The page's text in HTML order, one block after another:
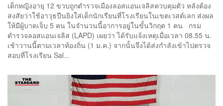
เด็กหญิงอายุ 12 ขวบถูกตำรวจเมืองลอสแอนเจลิสควบคุมตัว หลังต้อง
สงสัยว่าใช้อาวุธปืนยิงใส่เด็กนักเรียนที่โรงเรียนในเขตเวสต์เลก ส่งผล
ให้มีผู้บาดเจ็บ 5 คน ในจำนวนนี้อาการอยู่ในขั้นวิกฤต 1 คน กรม
ตำรวจลอสแอนเจลิส (LAPD) เผยว่า ได้รับแจ้งเหตุเมื่อเวลา 08.55 น.
เช้าวานนี้ตามเวลาท้องถิ่น (1 ม.ค.) จากนั้นจึงได้ส่งกำลังเข้าไปตรวจ
สอบที่โรงเรียน Sal...